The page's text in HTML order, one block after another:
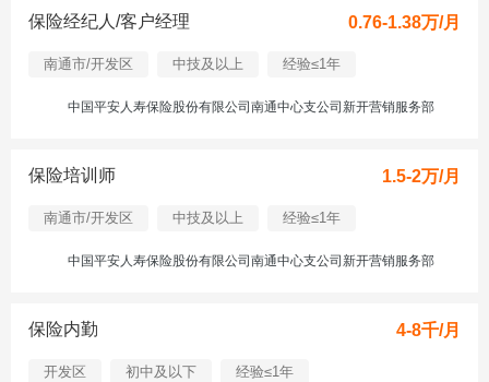
保险经纪人/客户经理 0.76-1.38万/月
南通市/开发区 中技及以上 经验≤1年
中国平安人寿保险股份有限公司南通中心支公司新开营销服务部
保险培训师 1.5-2万/月
南通市/开发区 中技及以上 经验≤1年
中国平安人寿保险股份有限公司南通中心支公司新开营销服务部
保险内勤 4-8千/月
开发区 初中及以下 经验≤1年